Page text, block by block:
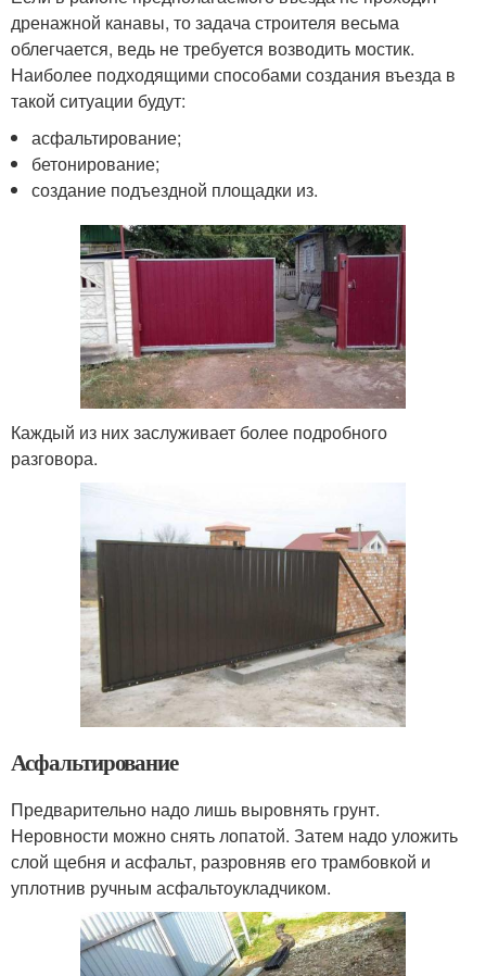
дренажной канавы, то задача строителя весьма
облегчается, ведь не требуется возводить мостик.
Наиболее подходящими способами создания въезда в
такой ситуации будут:
асфальтирование;
бетонирование;
создание подъездной площадки из.
Каждый из них заслуживает более подробного
разговора.
Асфальтирование
Предварительно надо лишь выровнять грунт.
Неровности можно снять лопатой. Затем надо уложить
слой щебня и асфальт, разровняв его трамбовкой и
уплотнив ручным асфальтоукладчиком.